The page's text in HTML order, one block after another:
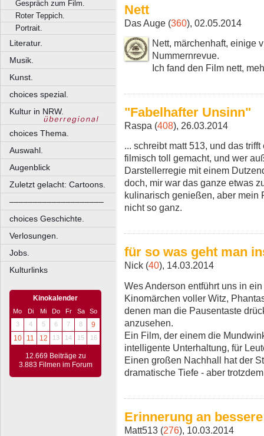
Gespräch zum Film.
Roter Teppich.
Portrait.
Literatur.
Musik.
Kunst.
choices spezial.
Kultur in NRW.
choices Thema.
Auswahl.
Augenblick
Zuletzt gelacht: Cartoons.
––––––––––––––––––––
choices Geschichte.
Verlosungen.
Jobs.
Kulturlinks
Kinokalender
Mo Di Mi Do Fr Sa
So
3
4 5 6 7 8
9
10
11 12 13 14 15 16
12.669 Beiträge zu
3.883 Filmen im Forum
Nett
Das Auge (360), 02.05.2014
Nett, märchenhaft, einige
Nummernrevue.
Ich fand den Film nett,
"Fabelhafter Unsinn"
Raspa (408), 26.03.2014
... schreibt matt 513, und das
filmisch toll gemacht, und wer
Darstellerregie mit einem
doch, mir war das ganze etwas
kulinarisch genießen, aber mein
nicht so ganz.
für so was geht man
Nick (40), 14.03.2014
Wes Anderson entführt uns in
Kinomärchen voller Witz,
denen man die Pausentaste
anzusehen.
Ein Film, der einem die
intelligente Unterhaltung, für
Einen großen Nachhall hat der
dramatische Tiefe - aber
Erinnerung an
Matt513 (276), 10.03.2014